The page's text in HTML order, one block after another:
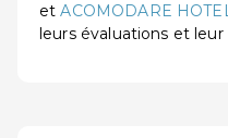
etACOMODARE
leurs évaluations et